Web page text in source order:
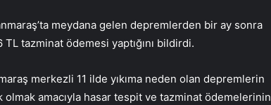
meydana gelen depremlerden bir ay sonra
tazminat ödemesi yaptığını bildirdi.
merkezli 11 ilde yıkıma neden olan depremlerin
amacıyla hasar tespit ve tazminat ödemelerinin